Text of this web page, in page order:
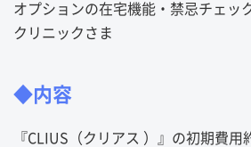
オプションの在宅機能・禁忌チェッ
クリニックさま
◆内容
『CLIUS（クリアス ）』の初期費